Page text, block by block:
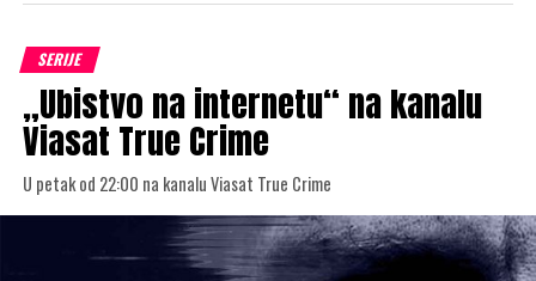
SERIJE
„Ubistvo na internetu“ na kanalu
Viasat True Crime
U petak od 22:00 na kanalu Viasat True Crime